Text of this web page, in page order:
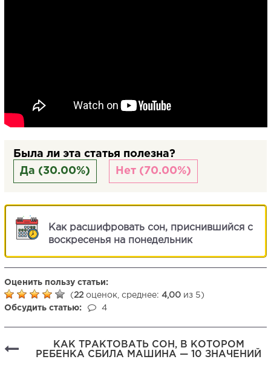
Была ли эта статья полезна?
Да (30.00%)
Нет (70.00%)
Как расшифровать сон, приснившийся с
воскресенья на понедельник
Оценить пользу статьи:
(22оценок, среднее: 4,00из 5)
Обсудить статью:
4
КАК ТРАКТОВАТЬ СОН, В КОТОРОМ
РЕБЕНКА СБИЛА МАШИНА — 10 ЗНАЧЕНИЙ